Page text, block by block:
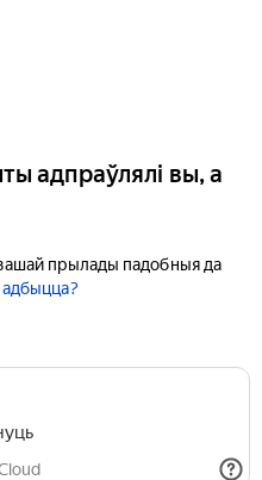
адпраўлялі вы, а
прылады падобныя да
адбыцца?